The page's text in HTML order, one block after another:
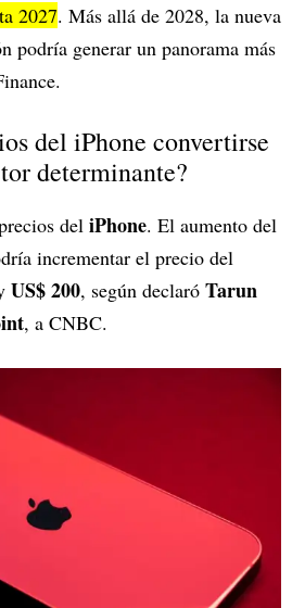
2027. Más allá de 2028, la nueva
podría generar un panorama más
del iPhone convertirse
determinante?
del iPhone. El aumento del
incrementar el precio del
US$ 200, según declaró Tarun
, a CNBC.